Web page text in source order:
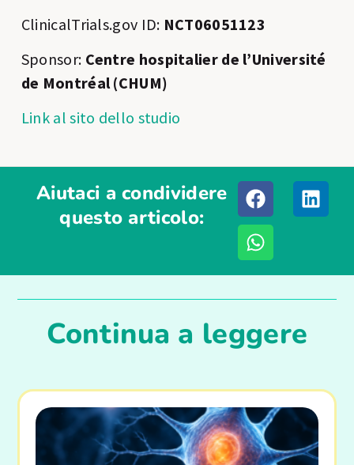
ClinicalTrials.gov ID: NCT06051123
Sponsor: Centre hospitalier de l’Université
de Montréal (CHUM)
Link al sito dello studio
Aiutaci a condividere
questo articolo:
Continua a leggere